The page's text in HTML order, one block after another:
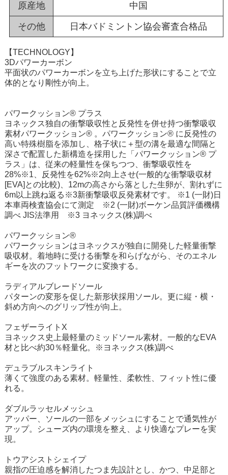
原産地 中国
その他 日本バドミントン協会審査合格品
【TECHNOLOGY】
3Dパワーカーボン
平面状のパワーカーボンを立ち上げた形状にすることで立
体的となり剛性が向上。
パワークッション® プラス
ヨネックス独自の衝撃吸収性と反発性を併せ持つ衝撃吸収
素材パワークッション® 。パワークッション® に反発性の
高い特殊樹脂を添加し、格子状に＋型の溝を最適な間隔と
深さで配置した新構造を採用した「パワークッション® プ
ラス」は、従来の軽量性を保ちつつ、衝撃吸収性を
28%※1、反発性を62%※2向上させ(一般的な衝撃吸収材
[EVA]との比較)、12mの高さから落とした生卵が、割れずに
6m以上跳ね返る※3新衝撃吸収反発素材です。 ※1 (一財)日
本車両検査協会にて測定 ※2 (一財)ボーケン品質評価機構
調べ JIS法準用 ※3 ヨネックス(株)調べ
パワークッション®
パワークッションはヨネックスが独自に開発した軽量衝撃
吸収材。着地時に受ける衝撃を和らげながら、そのエネル
ギーを次のフットワークに変換する。
ラディアルブレードソール
パターンの変形を促した新形状採用ソール。更に縦・横・
斜め方向へのグリップ性が向上。
フェザーライトX
ヨネックス史上最軽量のミッドソール素材。一般的なEVA
材と比べ約30％軽量化。※ヨネックス(株)調べ
デュラブルスキンライト
薄くて強度のある素材。軽量性、柔軟性、フィット性に優
れる。
ダブルラッセルメッシュ
アッパー、ソールの一部をメッシュにすることで通気性が
アップ。シューズ内の環境を整え、より快適なプレーを実
現。
トウアシストシェイプ
親指の圧迫感を解消したつま先設計とし、かつ、中足部と